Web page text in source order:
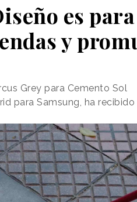
es
y
Grey para Cemento Sol
para Samsung, ha